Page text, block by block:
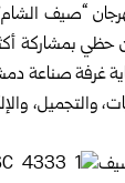
“صيف
غرفة صناعة
والتجميل،